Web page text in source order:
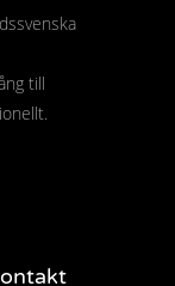
till